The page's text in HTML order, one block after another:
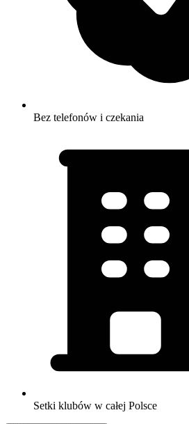
Bez telefonów i czekania
Setki klubów w całej Polsce